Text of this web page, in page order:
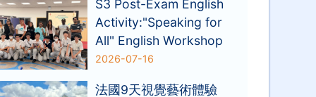
S3 Post-Exam English
Activity:"Speaking for
All" English Workshop
2026-07-16
法國9天視覺藝術體驗